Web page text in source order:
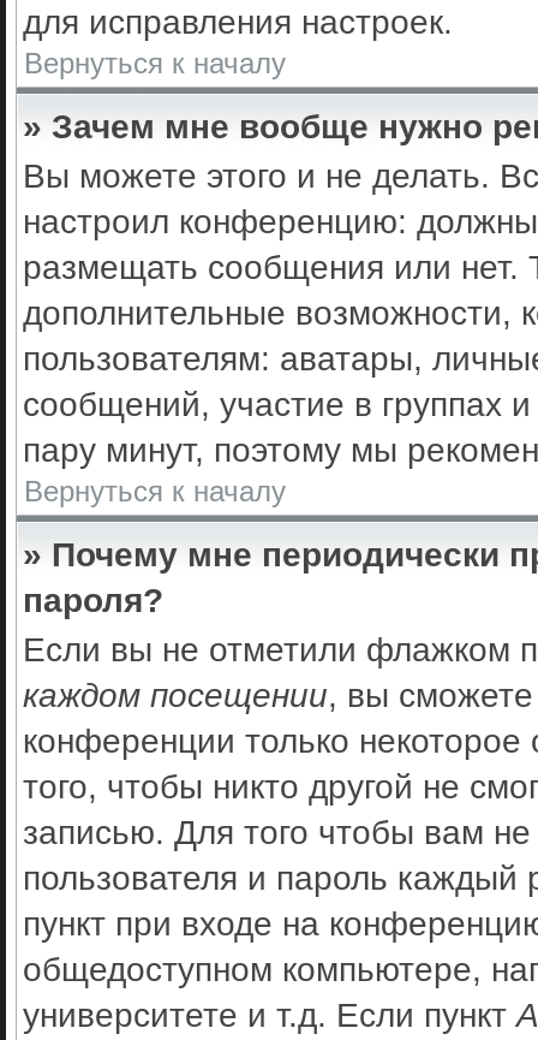
для исправления настроек.
Вернуться к началу
» Зачем мне вообще нужно
Вы можете этого и не делать.
настроил конференцию:
размещать сообщения или нет.
дополнительные возможности,
пользователям: аватары,
сообщений, участие в группах
пару минут, поэтому мы
Вернуться к началу
» Почему мне периодически
пароля?
Если вы не отметили флажком
каждом посещении, вы
конференции только
того, чтобы никто другой не
записью. Для того чтобы вам
пользователя и пароль
пункт при входе на
общедоступном компьютере,
университете и т.д. Если пункт